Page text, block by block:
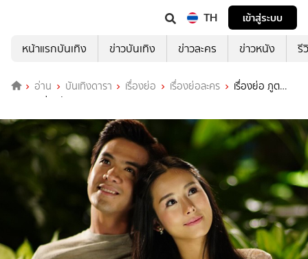
TH
เข้าสู่ระบบ
หน้าแรกบันเทิง
ข่าวบันเทิง ข่าวละคร ข่าวหนัง รี
อ่าน บันเทิงดารา เรื่องย่อ เรื่องย่อละคร
เรื่องย่อ ภูต
พิศวาส ช่องวัน31